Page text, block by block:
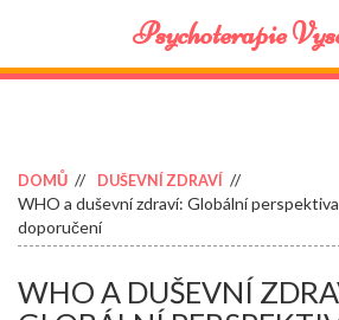
Psychoterapie
DOMŮ DUŠEVNÍ ZDRAVÍ
WHO a duševní zdraví: Globální
doporučení
WHO A DUŠEVNÍ